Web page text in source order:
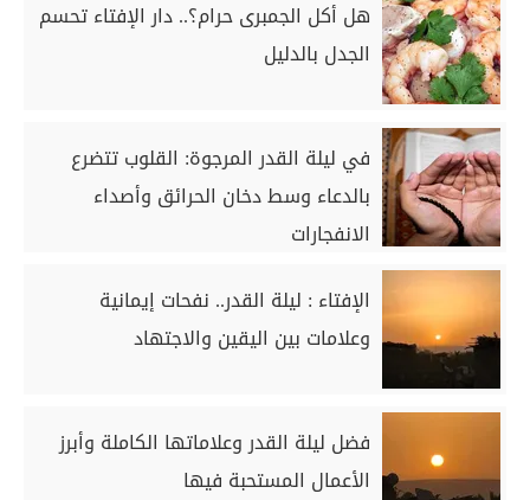
هل أكل الجمبرى حرام؟.. دار الإفتاء تحسم
الجدل بالدليل
في ليلة القدر المرجوة: القلوب تتضرع
بالدعاء وسط دخان الحرائق وأصداء
الانفجارات
الإفتاء : ليلة القدر.. نفحات إيمانية
وعلامات بين اليقين والاجتهاد
فضل ليلة القدر وعلاماتها الكاملة وأبرز
الأعمال المستحبة فيها